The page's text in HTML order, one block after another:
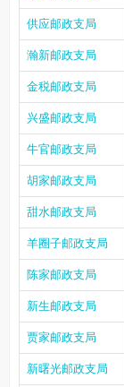
供应邮政支局
瀚新邮政支局
金税邮政支局
兴盛邮政支局
牛官邮政支局
胡家邮政支局
甜水邮政支局
羊圈子邮政支局
陈家邮政支局
新生邮政支局
贾家邮政支局
新曙光邮政支局